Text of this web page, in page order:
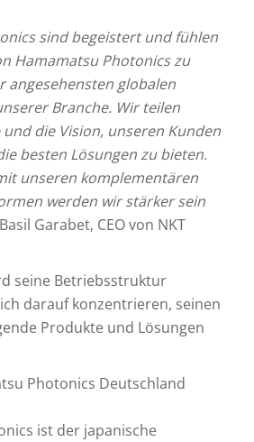
sind begeistert und fühlen
Hamamatsu Photonics zu
angesehensten globalen
Branche. Wir teilen
die Vision, unseren Kunden
besten Lösungen zu bieten.
unseren komplementären
werden wir stärker sein
Garabet, CEO von NKT
seine Betriebsstruktur
darauf konzentrieren, seinen
Produkte und Lösungen
Photonics Deutschland
ist der japanische